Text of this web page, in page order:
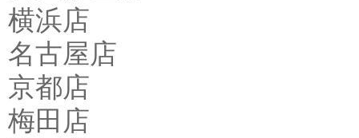
横浜店
名古屋店
京都店
梅田店